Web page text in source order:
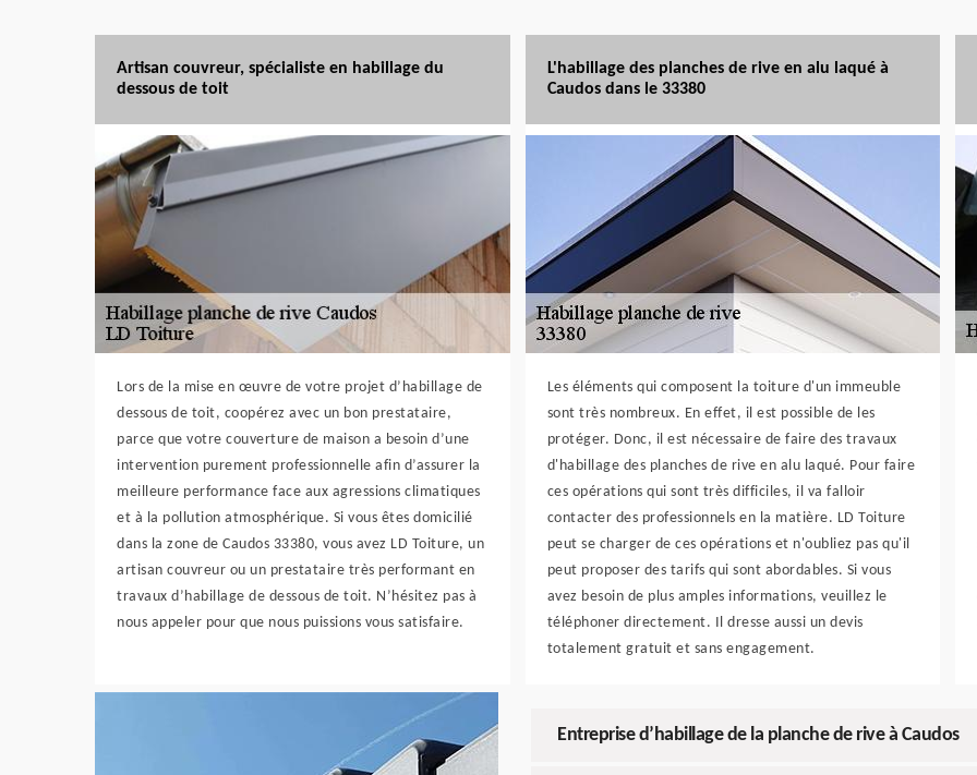
Artisan couvreur, spécialiste en habillage du
dessous de toit
Lors de la mise en œuvre de votre projet d’habillage de
dessous de toit, coopérez avec un bon prestataire,
parce que votre couverture de maison a besoin d’une
intervention purement professionnelle afin d’assurer la
meilleure performance face aux agressions climatiques
et à la pollution atmosphérique. Si vous êtes domicilié
dans la zone de Caudos 33380, vous avez LD Toiture, un
artisan couvreur ou un prestataire très performant en
travaux d’habillage de dessous de toit. N’hésitez pas à
nous appeler pour que nous puissions vous satisfaire.
L'habillage des planches de rive en alu laqué à
Caudos dans le 33380
Les éléments qui composent la toiture d'un immeuble
sont très nombreux. En effet, il est possible de les
protéger. Donc, il est nécessaire de faire des travaux
d'habillage des planches de rive en alu laqué. Pour faire
ces opérations qui sont très difficiles, il va falloir
contacter des professionnels en la matière. LD Toiture
peut se charger de ces opérations et n'oubliez pas qu'il
peut proposer des tarifs qui sont abordables. Si vous
avez besoin de plus amples informations, veuillez le
téléphoner directement. Il dresse aussi un devis
totalement gratuit et sans engagement.
Entreprise d’habillage de la planche de rive à Caudos